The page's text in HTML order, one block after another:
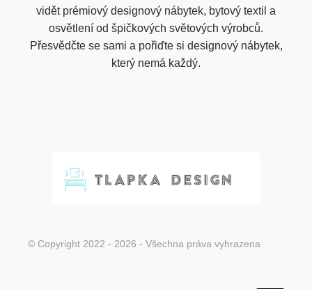
vidět prémiový designový nábytek, bytový textil a
osvětlení od špičkových světových výrobců.
Přesvědčte se sami a pořiďte si designový nábytek,
který nemá každý.
© Copyright 2022 - 2026 - Všechna práva vyhrazena